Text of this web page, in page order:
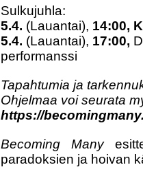
Sulkujuhla:
5.4. (Lauantai), 14:00,
5.4. (Lauantai), 17:00,
performanssi
Tapahtumia ja
Ohjelmaa voi seurata
https://
Becoming Many
paradoksien ja hoivan